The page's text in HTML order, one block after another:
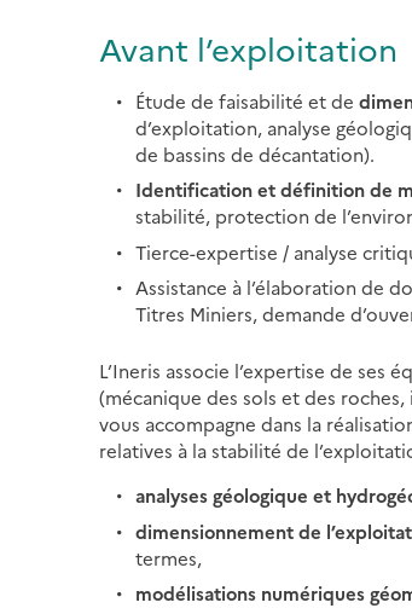
Avant l’exploitation
Étude de faisabilité et de
d’exploitation, analyse
de bassins de décantation).
Identification et définition de
stabilité, protection de
Tierce-expertise / analyse
Assistance à l’élaboration de
Titres Miniers, demande
L’Ineris associe l’expertise de ses
(mécanique des sols et des
vous accompagne dans la
relatives à la stabilité de
analyses géologique et
dimensionnement de
termes,
modélisations numériques